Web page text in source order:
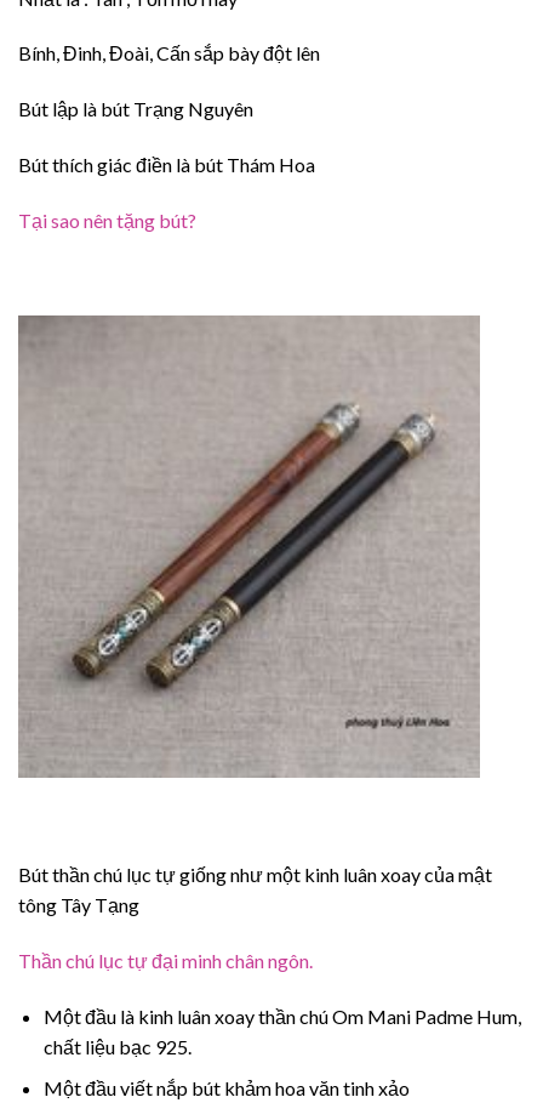
Bính, Đinh, Đoài, Cấn sắp bày đột lên
Bút lập là bút Trạng Nguyên
Bút thích giác điền là bút Thám Hoa
Tại sao nên tặng bút?
Bút thần chú lục tự giống như một kinh luân xoay của mật
tông Tây Tạng
Thần chú lục tự đại minh chân ngôn.
Một đầu là kinh luân xoay thần chú Om Mani Padme Hum,
chất liệu bạc 925.
Một đầu viết nắp bút khảm hoa văn tinh xảo